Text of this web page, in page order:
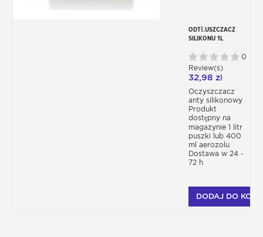
ODTŁUSZCZACZ
SILIKONU 1L
0
Review(s)
32,98 zł
Oczyszczacz
anty silikonowy
Produkt
dostępny na
magazynie 1 litr
puszki lub 400
ml aerozolu
Dostawa w 24 -
72 h
DODAJ DO